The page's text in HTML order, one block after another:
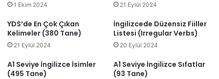
1 Ekim 2024 21 Eylül 2024
YDS’de En Çok Çıkan
Kelimeler (380 Tane)
21 Eylül 2024
İngilizcede Düzensiz Fiiller
Listesi (Irregular Verbs)
20 Eylül 2024
A1 Seviye İngilizce İsimler
(495 Tane)
A1 Seviye İngilizce Sıfatlar
(93 Tane)